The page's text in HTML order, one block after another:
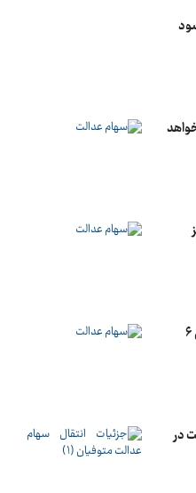
واریز سود سهام عدالت همچنان معطل ۶
در